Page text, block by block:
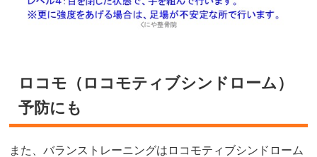
ロコモ（ロコモティブシンドローム）
予防にも
また、バランストレーニングはロコモティブシンドローム